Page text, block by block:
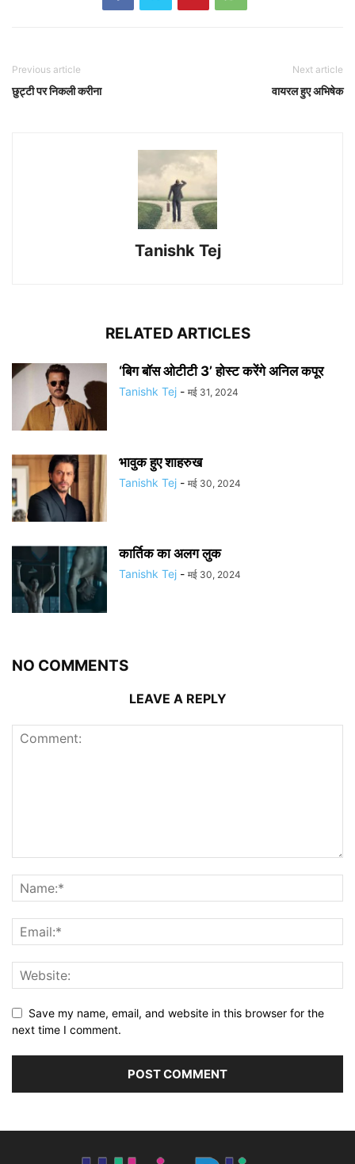
Previous article
छुट्टी पर निकली करीना
Next article
वायरल हुए अभिषेक
Tanishk Tej
RELATED ARTICLES
‘बिग बॉस ओटीटी 3’ होस्ट करेंगे अनिल कपूर
Tanishk Tej - मई 31, 2024
भावुक हुए शाहरुख
Tanishk Tej - मई 30, 2024
कार्तिक का अलग लुक
Tanishk Tej - मई 30, 2024
NO COMMENTS
LEAVE A REPLY
Save my name, email, and website in this browser for the
next time I comment.